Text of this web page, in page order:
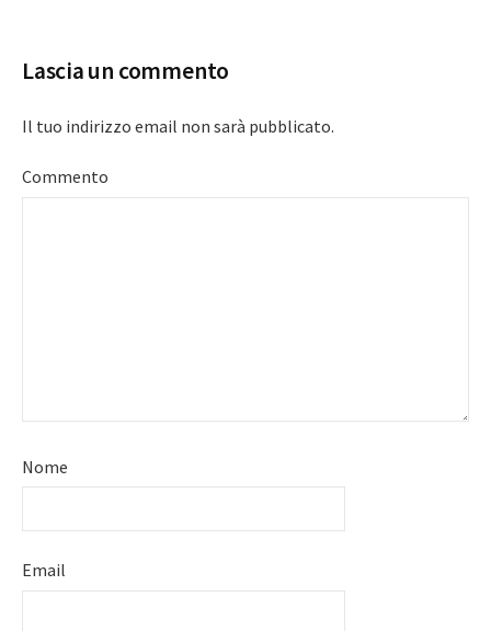
Lascia un commento
Il tuo indirizzo email non sarà pubblicato.
Commento
Nome
Email